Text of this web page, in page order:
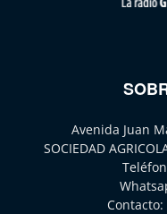
Avenida Juan
SOCIEDAD
Contacto: